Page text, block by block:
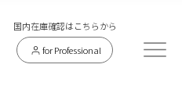
​国内在庫確認はこちらから
for Professional